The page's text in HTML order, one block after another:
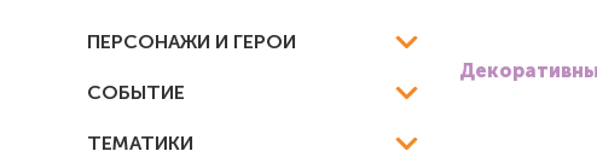
ПЕРСОНАЖИ И ГЕРОИ
СОБЫТИЕ
ТЕМАТИКИ